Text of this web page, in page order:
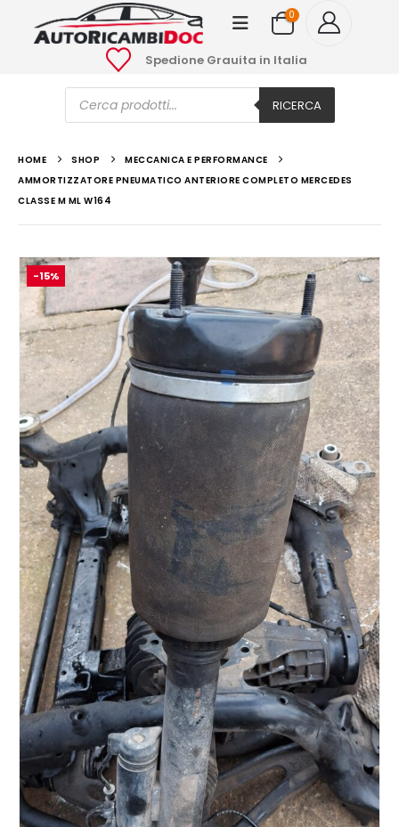
0
Spedione Grauita in Italia
Ricerca
prodotti RICERCA
HOME SHOP
MECCANICA E PERFORMANCE
AMMORTIZZATORE PNEUMATICO ANTERIORE COMPLETO MERCEDES
CLASSE M ML W164
-15%